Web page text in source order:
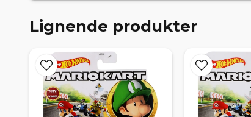
Lignende produkter